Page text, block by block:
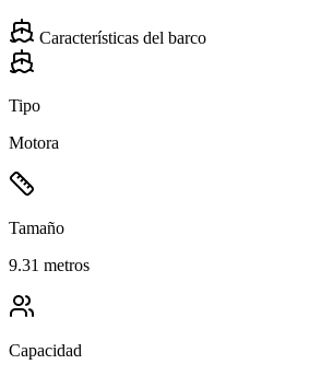
Características del barco
Tipo
Motora
Tamaño
9.31 metros
Capacidad